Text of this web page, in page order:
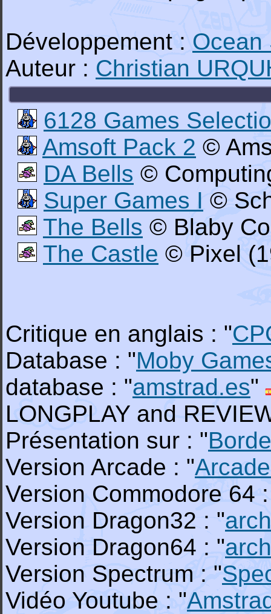
Développement : Ocean
Auteur : Christian
6128 Games
Amsoft Pack 2 ©
DA Bells ©
Super Games I ©
The Bells © Blaby
The Castle © Pixel
Critique en anglais : "
Database : "Moby
database : "amstrad.es"
LONGPLAY and
Présentation sur : "
Version Arcade : "
Version Commodore 64
Version Dragon32 : "
Version Dragon64 : "
Version Spectrum : "
Vidéo Youtube : "